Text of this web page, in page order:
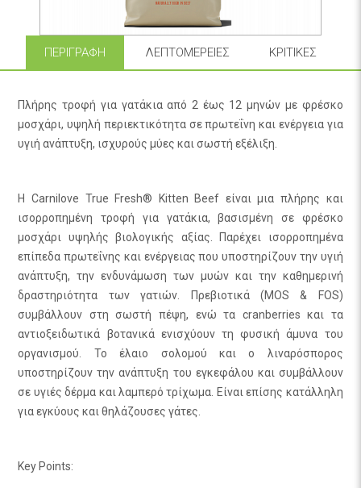
ΠΕΡΙΓΡΑΦΉ ΛΕΠΤΟΜΈΡΕΙΕΣ ΚΡΙΤΙΚΈΣ
Πλήρης τροφή για γατάκια από 2 έως 12 μηνών με φρέσκο
μοσχάρι, υψηλή περιεκτικότητα σε πρωτεΐνη και ενέργεια για
υγιή ανάπτυξη, ισχυρούς μύες και σωστή εξέλιξη.
Η Carnilove True Fresh® Kitten Beef είναι μια πλήρης και
ισορροπημένη τροφή για γατάκια, βασισμένη σε φρέσκο
μοσχάρι υψηλής βιολογικής αξίας. Παρέχει ισορροπημένα
επίπεδα πρωτεΐνης και ενέργειας που υποστηρίζουν την υγιή
ανάπτυξη, την ενδυνάμωση των μυών και την καθημερινή
δραστηριότητα των γατιών. Πρεβιοτικά (MOS & FOS)
συμβάλλουν στη σωστή πέψη, ενώ τα cranberries και τα
αντιοξειδωτικά βοτανικά ενισχύουν τη φυσική άμυνα του
οργανισμού. Το έλαιο σολομού και ο λιναρόσπορος
υποστηρίζουν την ανάπτυξη του εγκεφάλου και συμβάλλουν
σε υγιές δέρμα και λαμπερό τρίχωμα. Είναι επίσης κατάλληλη
για εγκύους και θηλάζουσες γάτες.
Key Points: